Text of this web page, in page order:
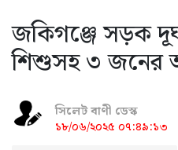
জকিগঞ্জে সড়ক
শিশুসহ ৩ জনের
সিলেট বাণী ডেস্ক
১৮/০৬/২০২৫ ০৭:৪৯:১৩